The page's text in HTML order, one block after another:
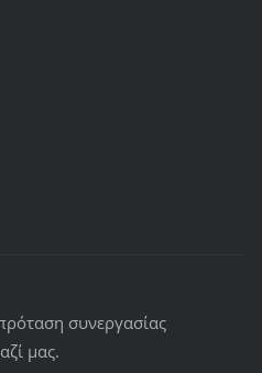
συνεργασίας
μας.